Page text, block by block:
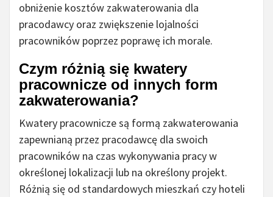
obniżenie kosztów zakwaterowania dla
pracodawcy oraz zwiększenie lojalności
pracowników poprzez poprawę ich morale.
Czym różnią się kwatery
pracownicze od innych form
zakwaterowania?
Kwatery pracownicze są formą zakwaterowania
zapewnianą przez pracodawcę dla swoich
pracowników na czas wykonywania pracy w
określonej lokalizacji lub na określony projekt.
Różnią się od standardowych mieszkań czy hoteli